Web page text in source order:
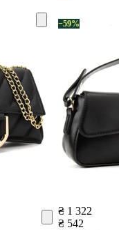
−59%
₴ 1 322
₴ 542